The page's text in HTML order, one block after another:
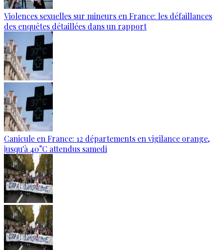
Violences sexuelles sur mineurs en France: les défaillances
des enquêtes détaillées dans un rapport
Canicule en France: 12 départements en vigilance orange,
jusqu'à 40°C attendus samedi